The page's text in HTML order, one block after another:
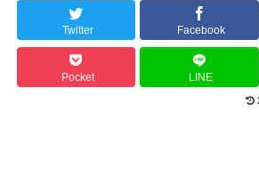
Twitter Facebook
Pocket LINE